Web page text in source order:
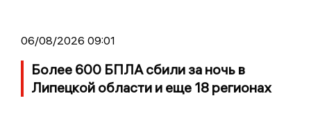
06/08/2026 09:01
Более 600 БПЛА сбили за ночь в
Липецкой области и еще 18 регионах